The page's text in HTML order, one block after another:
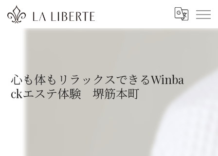
心も体もリラックスできるWinba
ckエステ体験 堺筋本町